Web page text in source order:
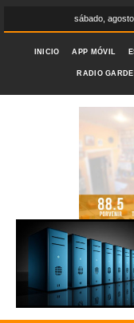
sábado,
INICIO APP MÓVIL
RADIO